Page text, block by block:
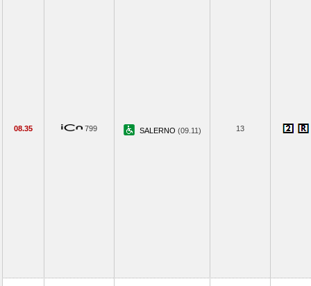
08.35 799 SALERNO (09.11) 13